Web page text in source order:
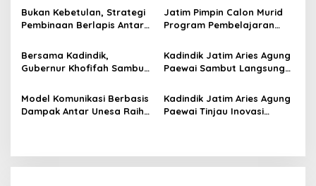
o
Representatif Tingkatkan
Kualitas Pembelajaran
dari Gubernur Khofifah
Bukan Kebetulan, Strategi
Pembinaan Berlapis Antar
Juara Umum LKS Nasional
Jatim Pimpin Calon Murid
Program Pembelajaran
ATS Lolos Verifikasi dan
Siap Belajar
Bersama Kadindik,
Gubernur Khofifah Sambut
Umum LKS Dikmen Nasional
2026 di Grahadi
Kadindik Jatim Aries Agung
Paewai Sambut Langsung
Dikmen Nasional 2026 di
Pasar Turi
Model Komunikasi Berbasis
Dampak Antar Unesa Raih
Kadindik Jatim Aries Agung
Paewai Tinjau Inovasi